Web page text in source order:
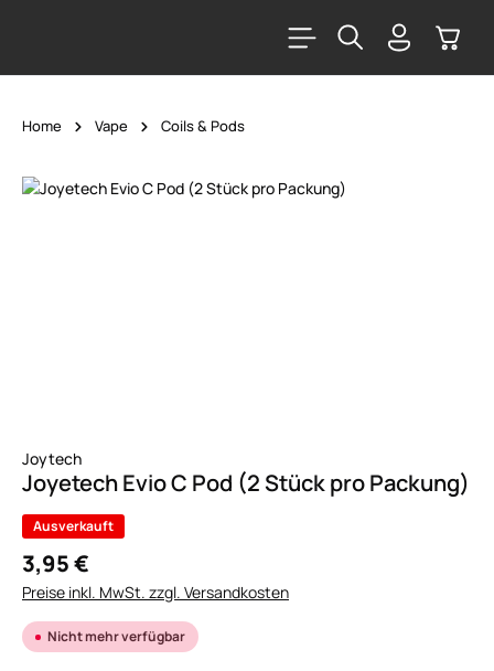
Home Vape Coils & Pods
Bildergalerie überspringen
Joytech
Joyetech Evio C Pod (2 Stück pro Packung)
Ausverkauft
3,95 €
Preise inkl. MwSt. zzgl. Versandkosten
Nicht mehr verfügbar